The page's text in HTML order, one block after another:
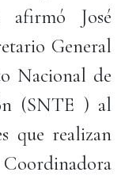
afirmó José
General
Nacional de
(SNTE ) al
que realizan